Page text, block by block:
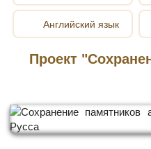
Английский язык
Проект